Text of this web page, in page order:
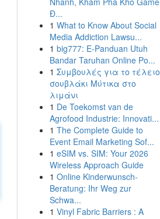
Đ...
1 What to Know About Social
Media Addiction Lawsu...
1 big777: E-Panduan Utuh
Bandar Taruhan Online Po...
1 Συμβουλές για το τέλειο
σουβλάκι Μύτικα στο
λιμάνι
1 De Toekomst van de
Agrofood Industrie: Innovati...
1 The Complete Guide to
Event Email Marketing Sof...
1 eSIM vs. SIM: Your 2026
Wireless Approach Guide
1 Online Kinderwunsch-
Beratung: Ihr Weg zur
Schwa...
1 Vinyl Fabric Barriers : A